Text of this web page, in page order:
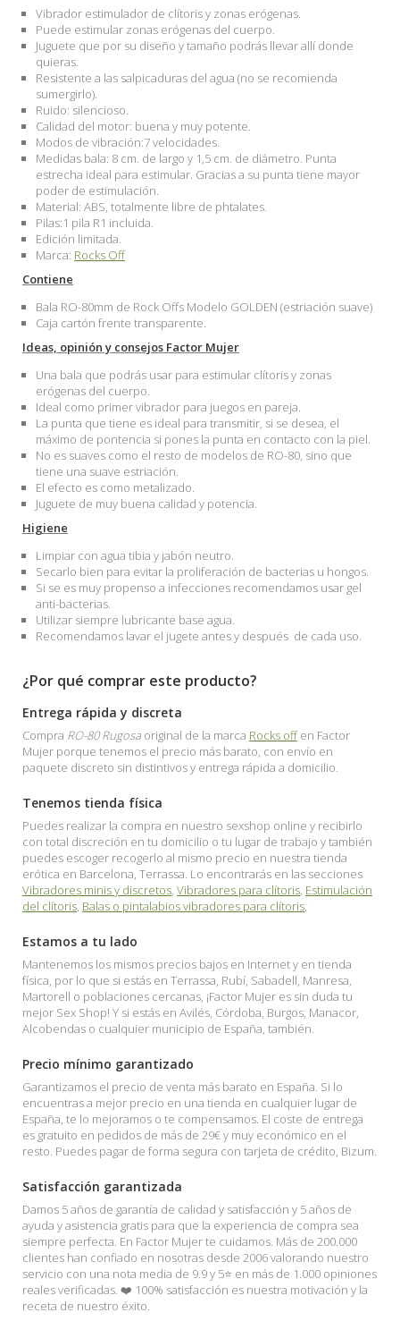
Vibrador estimulador de clítoris y zonas erógenas.
Puede estimular zonas erógenas del cuerpo.
Juguete que por su diseño y tamaño podrás llevar allí donde
quieras.
Resistente a las salpicaduras del agua (no se recomienda
sumergirlo).
Ruido: silencioso.
Calidad del motor: buena y muy potente.
Modos de vibración:7 velocidades.
Medidas bala: 8 cm. de largo y 1,5 cm. de diámetro. Punta
estrecha ideal para estimular. Gracias a su punta tiene mayor
poder de estimulación.
Material: ABS, totalmente libre de phtalates.
Pilas:1 pila R1 incluida.
Edición limitada.
Marca: Rocks Off
Contiene
Bala RO-80mm de Rock Offs Modelo GOLDEN (estriación suave)
Caja cartón frente transparente.
Ideas, opinión y consejos Factor Mujer
Una bala que podrás usar para estimular clítoris y zonas
erógenas del cuerpo.
Ideal como primer vibrador para juegos en pareja.
La punta que tiene es ideal para transmitir, si se desea, el
máximo de pontencia si pones la punta en contacto con la piel.
No es suaves como el resto de modelos de RO-80, sino que
tiene una suave estriación.
El efecto es como metalizado.
Juguete de muy buena calidad y potencia.
Higiene
Limpiar con agua tibia y jabón neutro.
Secarlo bien para evitar la proliferación de bacterias u hongos.
Si se es muy propenso a infecciones recomendamos usar gel
anti-bacterias.
Utilizar siempre lubricante base agua.
Recomendamos lavar el jugete antes y después de cada uso.
¿Por qué comprar este producto?
Entrega rápida y discreta
Compra RO-80 Rugosa original de la marca Rocks offen Factor
Mujer porque tenemos el precio más barato, con envío en
paquete discreto sin distintivos y entrega rápida a domicilio.
Tenemos tienda física
Puedes realizar la compra en nuestro sexshop online y recibirlo
con total discreción en tu domicilio o tu lugar de trabajo y también
puedes escoger recogerlo al mismo precio en nuestra tienda
erótica en Barcelona, Terrassa. Lo encontrarás en las secciones
Vibradores minis y discretos, Vibradores para clítoris, Estimulación
del clítoris, Balas o pintalabios vibradores para clítoris,
Estamos a tu lado
Mantenemos los mismos precios bajos en Internet y en tienda
física, por lo que si estás en Terrassa, Rubí, Sabadell, Manresa,
Martorell o poblaciones cercanas, ¡Factor Mujer es sin duda tu
mejor Sex Shop! Y si estás en Avilés, Córdoba, Burgos, Manacor,
Alcobendas o cualquier municipio de España, también.
Precio mínimo garantizado
Garantizamos el precio de venta más barato en España. Si lo
encuentras a mejor precio en una tienda en cualquier lugar de
España, te lo mejoramos o te compensamos. El coste de entrega
es gratuito en pedidos de más de 29€ y muy económico en el
resto. Puedes pagar de forma segura con tarjeta de crédito, Bizum.
Satisfacción garantizada
Damos 5 años de garantía de calidad y satisfacción y 5 años de
ayuda y asistencia gratis para que la experiencia de compra sea
siempre perfecta. En Factor Mujer te cuidamos. Más de 200.000
clientes han confiado en nosotras desde 2006 valorando nuestro
servicio con una nota media de 9.9 y 5⭐ en más de 1.000 opiniones
reales verificadas. ❤️ 100% satisfacción es nuestra motivación y la
receta de nuestro éxito.